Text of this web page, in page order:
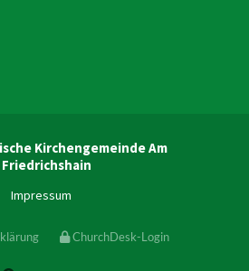
Kirchengemeinde Am
Friedrichshain
Impressum
ChurchDesk-Login